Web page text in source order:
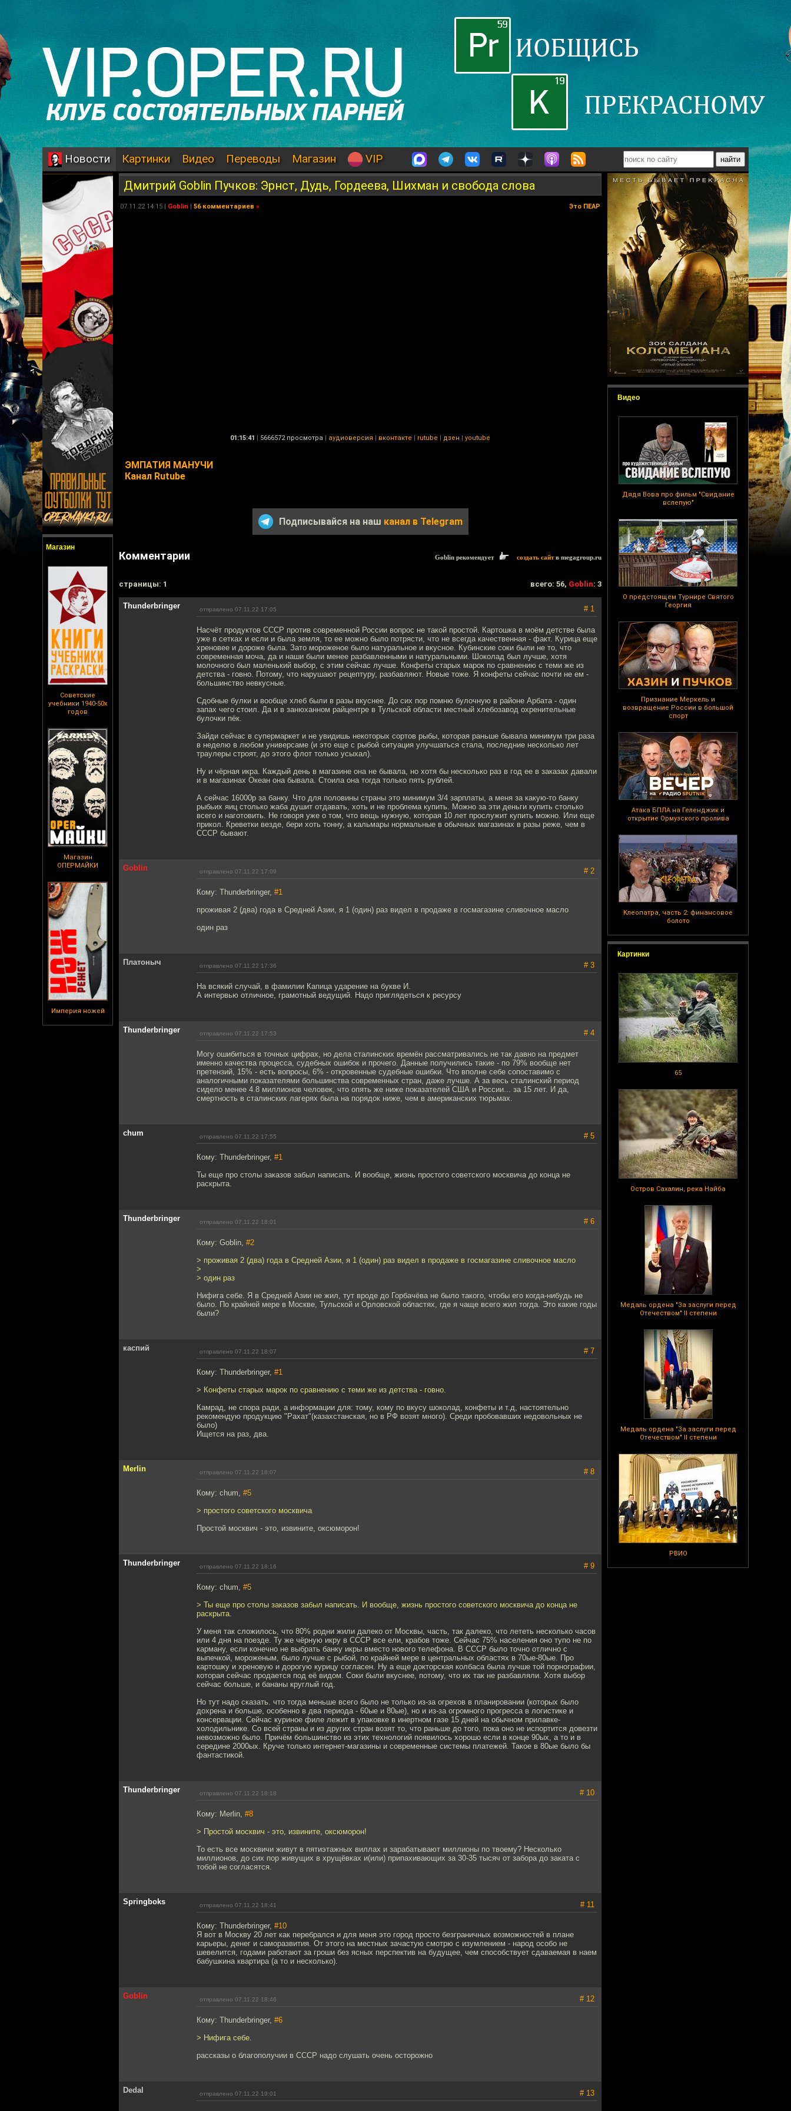
Новости Картинки Видео Переводы Магазин VIP
Магазин
Советские
учебники 1940-50х
годов
Магазин
ОПЕРМАЙКИ
Империя ножей
Видео
Дядя Вова про фильм "Свидание
вслепую"
О предстоящем Турнире Святого
Георгия
Признание Меркель и
возвращение России в большой
спорт
Атака БПЛА на Геленджик и
открытие Ормузского пролива
Клеопатра, часть 2: финансовое
болото
Картинки
65
Остров Сахалин, река Найба
Медаль ордена "За заслуги перед
Отечеством" II степени
Медаль ордена "За заслуги перед
Отечеством" II степени
РВИО
Дмитрий Goblin Пучков: Эрнст, Дудь, Гордеева, Шихман и свобода слова
07.11.22 14:15 | Goblin | 56 комментариев » Это ПЕАР
01:15:41 | 5666572 просмотра | аудиоверсия | вконтакте | rutube | дзен | youtube
ЭМПАТИЯ МАНУЧИ
Канал Rutube
Подписывайся на наш канал в Telegram
Комментарии Goblin рекомендует создать сайтв megagroup.ru
cтраницы: 1 всего: 56, Goblin: 3
Thunderbringer отправлено 07.11.22 17:05 # 1
Насчёт продуктов СССР против современной России вопрос не такой простой. Картошка в моём детстве была
уже в сетках и если и была земля, то ее можно было потрясти, что не всегда качественная - факт. Курица еще
хреновее и дороже была. Зато мороженое было натуральное и вкусное. Кубинские соки были не то, что
современная моча, да и наши были менее разбавленными и натуральными. Шоколад был лучше, хотя
молочного был маленький выбор, с этим сейчас лучше. Конфеты старых марок по сравнению с теми же из
детства - говно. Потому, что нарушают рецептуру, разбавляют. Новые тоже. Я конфеты сейчас почти не ем -
большинство невкусные.
Сдобные булки и вообще хлеб были в разы вкуснее. До сих пор помню булочную в районе Арбата - один
запах чего стоил. Да и в занюханном райцентре в Тульской области местный хлебозавод охренительные
булочки пёк.
Зайди сейчас в супермаркет и не увидишь некоторых сортов рыбы, которая раньше бывала минимум три раза
в неделю в любом универсаме (и это еще с рыбой ситуация улучшаться стала, последние несколько лет
траулеры строят, до этого флот только усыхал).
Ну и чёрная икра. Каждый день в магазине она не бывала, но хотя бы несколько раз в год ее в заказах давали
и в магазинах Океан она бывала. Стоила она тогда только пять рублей.
А сейчас 16000р за банку. Что для половины страны это минимум 3/4 зарплаты, а меня за какую-то банку
рыбьих яиц столько жаба душит отдавать, хоть и не проблема купить. Можно за эти деньги купить столько
всего и наготовить. Не говоря уже о том, что вещь нужную, которая 10 лет прослужит купить можно. Или еще
прикол. Креветки везде, бери хоть тонну, а кальмары нормальные в обычных магазинах в разы реже, чем в
СССР бывают.
Goblin отправлено 07.11.22 17:09 # 2
Кому: Thunderbringer, #1
проживая 2 (два) года в Средней Азии, я 1 (один) раз видел в продаже в госмагазине сливочное масло
один раз
Платоныч отправлено 07.11.22 17:36 # 3
На всякий случай, в фамилии Капица ударение на букве И.
А интервью отличное, грамотный ведущий. Надо приглядеться к ресурсу
Thunderbringer отправлено 07.11.22 17:53 # 4
Могу ошибиться в точных цифрах, но дела сталинских времён рассматривались не так давно на предмет
именно качества процесса, судебных ошибок и прочего. Данные получились такие - по 79% вообще нет
претензий, 15% - есть вопросы, 6% - откровенные судебные ошибки. Что вполне себе сопоставимо с
аналогичными показателями большинства современных стран, даже лучше. А за весь сталинский период
сидело менее 4.8 миллионов человек, что опять же ниже показателей США и России... за 15 лет. И да,
смертность в сталинских лагерях была на порядок ниже, чем в американских тюрьмах.
chum отправлено 07.11.22 17:55 # 5
Кому: Thunderbringer, #1
Ты еще про столы заказов забыл написать. И вообще, жизнь простого советского москвича до конца не
раскрыта.
Thunderbringer отправлено 07.11.22 18:01 # 6
Кому: Goblin, #2
> проживая 2 (два) года в Средней Азии, я 1 (один) раз видел в продаже в госмагазине сливочное масло
>
> один раз
Нифига себе. Я в Средней Азии не жил, тут вроде до Горбачёва не было такого, чтобы его когда-нибудь не
было. По крайней мере в Москве, Тульской и Орловской областях, где я чаще всего жил тогда. Это какие годы
были?
каспий отправлено 07.11.22 18:07 # 7
Кому: Thunderbringer, #1
> Конфеты старых марок по сравнению с теми же из детства - говно.
Камрад, не спора ради, а информации для: тому, кому по вкусу шоколад, конфеты и т.д, настоятельно
рекомендую продукцию "Рахат"(казахстанская, но в РФ возят много). Среди пробовавших недовольных не
было)
Ищется на раз, два.
Merlin отправлено 07.11.22 18:07 # 8
Кому: chum, #5
> простого советского москвича
Простой москвич - это, извините, оксюморон!
Thunderbringer отправлено 07.11.22 18:16 # 9
Кому: chum, #5
> Ты еще про столы заказов забыл написать. И вообще, жизнь простого советского москвича до конца не
раскрыта.
У меня так сложилось, что 80% родни жили далеко от Москвы, часть, так далеко, что лететь несколько часов
или 4 дня на поезде. Ту же чёрную икру в СССР все ели, крабов тоже. Сейчас 75% населения оно тупо не по
карману, если конечно не выбрать банку икры вместо нового телефона. В СССР было точно отлично с
выпечкой, мороженым, было лучше с рыбой, по крайней мере в центральных областях в 70ые-80ые. Про
картошку и хреновую и дорогую курицу согласен. Ну а еще докторская колбаса была лучше той порнографии,
которая сейчас продается под её видом. Соки были вкуснее, потому, что их так не разбавляли. Хотя выбор
сейчас больше, и бананы круглый год.
Но тут надо сказать. что тогда меньше всего было не только из-за огрехов в планировании (которых было
дохрена и больше, особенно в два периода - 60ые и 80ые), но и из-за огромного прогресса в логистике и
консервации. Сейчас куриное филе лежит в упаковке в инертном газе 15 дней на обычном прилавке-
холодильнике. Со всей страны и из других стран возят то, что раньше до того, пока оно не испортится довезти
невозможно было. Причём большинство из этих технологий появилось хорошо если в конце 90ых, а то и в
середине 2000ых. Круче только интернет-магазины и современные системы платежей. Такое в 80ые было бы
фантастикой.
Thunderbringer отправлено 07.11.22 18:18 # 10
Кому: Merlin, #8
> Простой москвич - это, извините, оксюморон!
То есть все москвичи живут в пятиэтажных виллах и зарабатывают миллионы по твоему? Несколько
миллионов, до сих пор живущих в хрущёвках и(или) припахивающих за 30-35 тысяч от забора до заката с
тобой не согласятся.
Springboks отправлено 07.11.22 18:41 # 11
Кому: Thunderbringer, #10
Я вот в Москву 20 лет как перебрался и для меня это город просто безграничных возможностей в плане
карьеры, денег и саморазвития. От этого на местных зачастую смотрю с изумлением - народ особо не
шевелится, годами работают за гроши без ясных перспектив на будущее, чем способствует сдаваемая в наем
бабушкина квартира (а то и несколько).
Goblin отправлено 07.11.22 18:46 # 12
Кому: Thunderbringer, #6
> Нифига себе.
рассказы о благополучии в СССР надо слушать очень осторожно
Dedal отправлено 07.11.22 19:01 # 13